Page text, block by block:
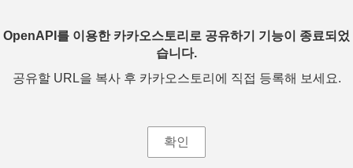
OpenAPI를 이용한 카카오스토리로 공유하기 기능이 종료되었
습니다.
공유할 URL을 복사 후 카카오스토리에 직접 등록해 보세요.
확인